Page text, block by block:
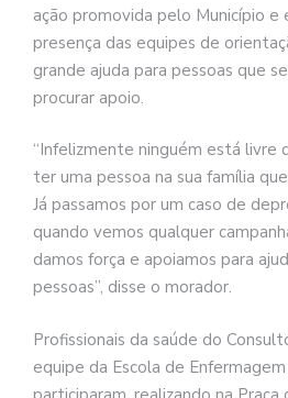
ação promovida pelo Município e
presença das equipes de
grande ajuda para pessoas que
procurar apoio.
“Infelizmente ninguém está livre
ter uma pessoa na sua família
Já passamos por um caso de
quando vemos qualquer
damos força e apoiamos para
pessoas”, disse o morador.
Profissionais da saúde do
equipe da Escola de